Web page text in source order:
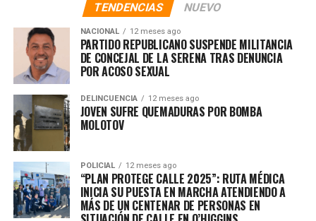
TENDENCIAS NUEVO
NACIONAL 12 meses ago
PARTIDO REPUBLICANO SUSPENDE MILITANCIA
DE CONCEJAL DE LA SERENA TRAS DENUNCIA
POR ACOSO SEXUAL
DELINCUENCIA 12 meses ago
JOVEN SUFRE QUEMADURAS POR BOMBA
MOLOTOV
POLICIAL 12 meses ago
“PLAN PROTEGE CALLE 2025”: RUTA MÉDICA
INICIA SU PUESTA EN MARCHA ATENDIENDO A
MÁS DE UN CENTENAR DE PERSONAS EN